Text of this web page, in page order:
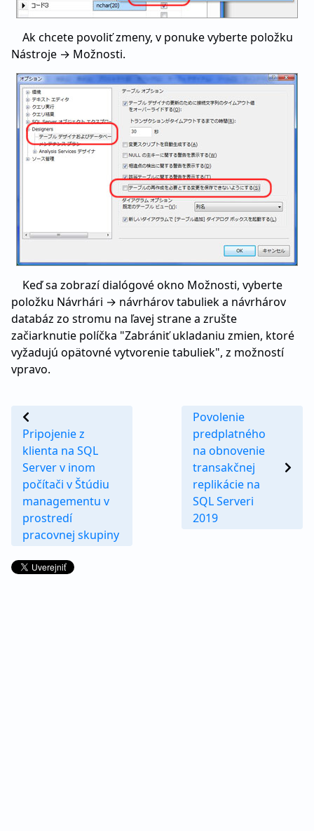
Ak chcete povoliť zmeny, v ponuke vyberte položku
Nástroje → Možnosti.
Keď sa zobrazí dialógové okno Možnosti, vyberte
položku Návrhári → návrhárov tabuliek a návrhárov
databáz zo stromu na ľavej strane a zrušte
začiarknutie políčka "Zabrániť ukladaniu zmien, ktoré
vyžadujú opätovné vytvorenie tabuliek", z možností
vpravo.
Pripojenie z
klienta na SQL
Server v inom
počítači v Štúdiu
managementu v
prostredí
pracovnej skupiny
Povolenie
predplatného
na obnovenie
transakčnej
replikácie na
SQL Serveri
2019